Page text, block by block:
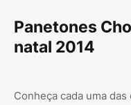
Panetones
natal 2014
Conheça cada uma